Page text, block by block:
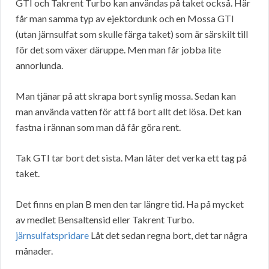
GTI och Takrent Turbo kan användas på taket också. Här
får man samma typ av ejektordunk och en Mossa GTI
(utan järnsulfat som skulle färga taket) som är särskilt till
för det som växer däruppe. Men man får jobba lite
annorlunda.
Man tjänar på att skrapa bort synlig mossa. Sedan kan
man använda vatten för att få bort allt det lösa. Det kan
fastna i rännan som man då får göra rent.
Tak GTI tar bort det sista. Man låter det verka ett tag på
taket.
Det finns en plan B men den tar längre tid. Ha på mycket
av medlet Bensaltensid eller Takrent Turbo.
järnsulfatspridare Låt det sedan regna bort, det tar några
månader.